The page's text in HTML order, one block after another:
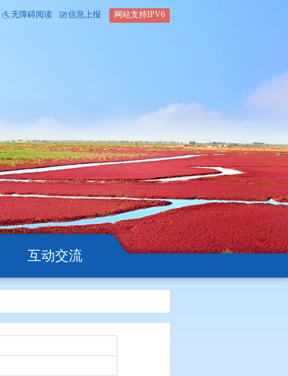
平台 简体版 繁体版 无障碍阅读
搜索